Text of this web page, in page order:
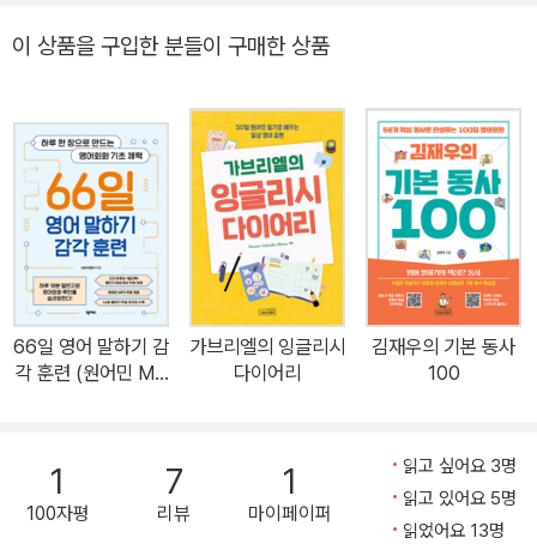
<영어회화 입영작 훈련>은 머리에만 머물러 있는 ‘아는 영어’를 의미
‘손영작’과 ‘입영작’으로 만들어진 완성 문장을 낭독 훈련을 통해 완전
체화함으로써, 3초 이내에 영어로 말할 수 있게 되는 스피킹 목표를
달성합니다. <영어회화 입영작 훈련 1-4>는 ‘손 영작 + 입 영작’의
프로세스를 충실히 따르며 한땀한땀 영어의 단추를 끼우도록 설계하
였으며 본 책인 <영어회화 입영작 훈련 Special Edition>은 입영작
단계만으로 편집하여 빠르게 영어회화 입영작 훈련의 스피킹 목표를
달성하도록 구성하였습니다. 물론 반복이라는 스피킹 훈련의 진리는
변하지 않습니다. 손영작과 입영작 훈련의 단계를 차근차근 밟고 싶
은 분들에게는 <영어회화 입영작 훈련 Special Edition>을 추천합
erance를 더한다면 영어회화에서 원하는 만큼의 성취를 얻으실 수
이 상품을 구입한 분들이 구매한 상품
66일 영어 말하기 감
각 훈련 (원어민 MP
가브리엘의 잉글리시
다이어리
김재우의 기본 동사
100
1
100자평
7
리뷰
1
마이페이퍼
읽고 싶어요 3명
읽고 있어요 5명
읽었어요 13명